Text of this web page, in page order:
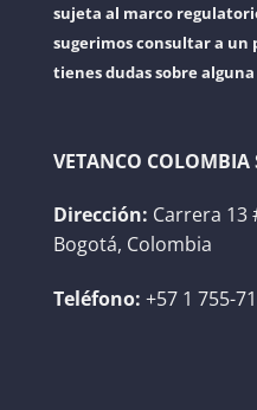
sujeta al marco
sugerimos consultar a un
tienes dudas sobre
VETANCO COLOMBIA
Dirección: Carrera 13
Bogotá, Colombia
Teléfono: +57 1 755-